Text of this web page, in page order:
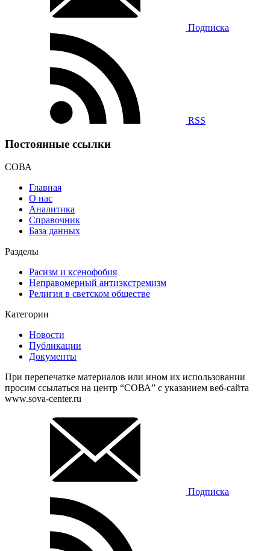
Подписка
RSS
Постоянные ссылки
СОВА
Главная
О нас
Аналитика
Справочник
База данных
Разделы
Расизм и ксенофобия
Неправомерный антиэкстремизм
Религия в светском обществе
Категории
Новости
Публикации
Документы
При перепечатке материалов или ином их использовании
просим ссылаться на центр “СОВА” с указанием веб-сайта
www.sova-center.ru
Подписка